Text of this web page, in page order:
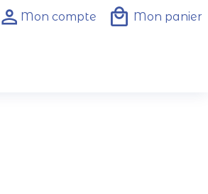
Mon compte Mon panier